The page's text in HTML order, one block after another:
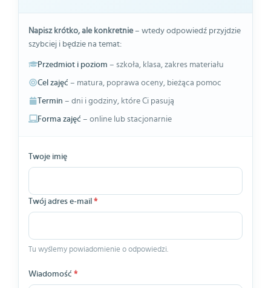
Napisz krótko, ale konkretnie– wtedy odpowiedź przyjdzie
szybciej i będzie na temat:
Przedmiot i poziom – szkoła, klasa, zakres materiału
Cel zajęć – matura, poprawa oceny, bieżąca pomoc
Termin – dni i godziny, które Ci pasują
Forma zajęć – online lub stacjonarnie
Twoje imię
Twój adres e-mail *
Tu wyślemy powiadomienie o odpowiedzi.
Wiadomość *